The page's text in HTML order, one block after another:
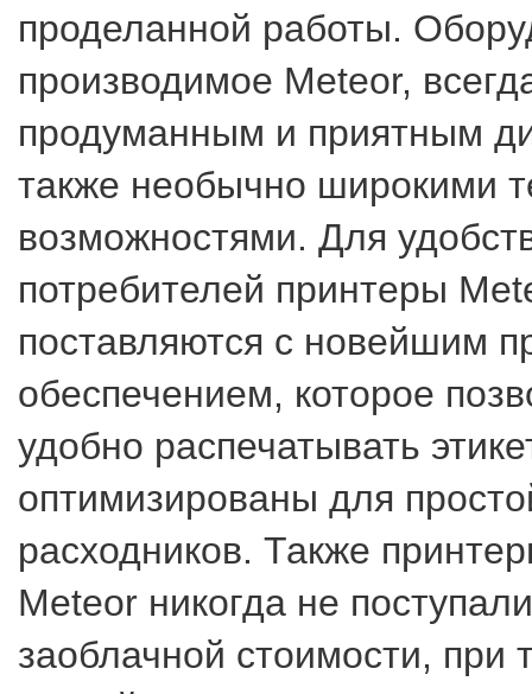
проделанной работы.
производимое Meteor,
продуманным и приятным
также необычно широкими
возможностями. Для
потребителей принтеры
поставляются с новейшим
обеспечением, которое
удобно распечатывать
оптимизированы для
расходников. Также
Meteor никогда не
заоблачной стоимости, при